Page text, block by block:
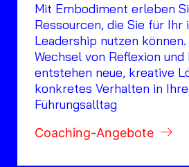
Mit Embodiment erleben
Ressourcen, die Sie für Ihr
Leadership nutzen
Wechsel von Reflexion
entstehen neue, kreative
konkretes Verhalten in
Führungsalltag
Coaching-Angebote